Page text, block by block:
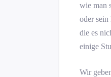
wie man
oder
die es
einige
Wir